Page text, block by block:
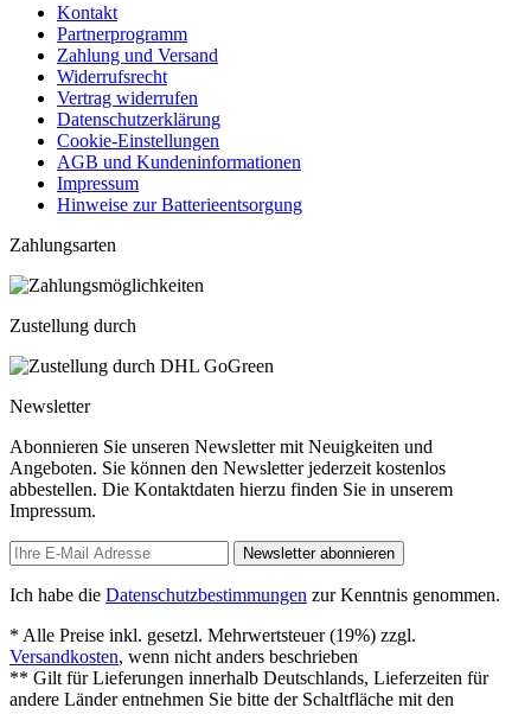
Kontakt
Partnerprogramm
Zahlung und Versand
Widerrufsrecht
Vertrag widerrufen
Datenschutzerklärung
Cookie-Einstellungen
AGB und Kundeninformationen
Impressum
Hinweise zur Batterieentsorgung
Zahlungsarten
Zustellung durch
Newsletter
Abonnieren Sie unseren Newsletter mit Neuigkeiten und
Angeboten. Sie können den Newsletter jederzeit kostenlos
abbestellen. Die Kontaktdaten hierzu finden Sie in unserem
Impressum.
Newsletter abonnieren
Ich habe die Datenschutzbestimmungen zur Kenntnis genommen.
* Alle Preise inkl. gesetzl. Mehrwertsteuer (19%) zzgl.
Versandkosten, wenn nicht anders beschrieben
** Gilt für Lieferungen innerhalb Deutschlands, Lieferzeiten für
andere Länder entnehmen Sie bitte der Schaltfläche mit den